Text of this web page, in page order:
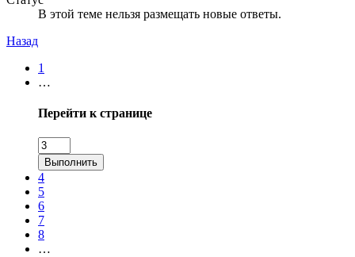
В этой теме нельзя размещать новые ответы.
Назад
1
…
Перейти к странице
Выполнить
4
5
6
7
8
…